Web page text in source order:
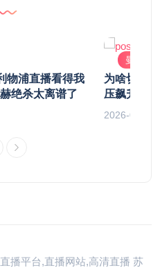
物浦直播看得我
绝杀太离谱了
曼城对
为啥切尔
压飙升？
2026-04-26
播平台,直播网站,高清直播 苏